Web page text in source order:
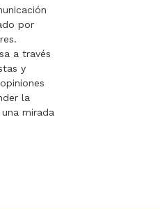
por
a través
y
la
mirada